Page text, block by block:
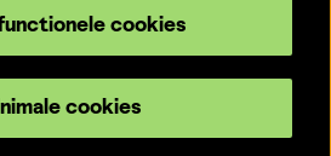
cookies
cookies